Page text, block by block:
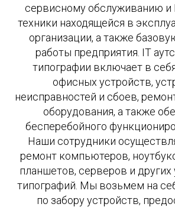
сервисному обслуживанию и
техники находящейся в
организации, а также
работы предприятия. IT
типографии включает в
офисных устройств,
неисправностей и сбоев,
оборудования, а также
бесперебойного
Наши сотрудники
ремонт компьютеров,
планшетов, серверов и других
типографий. Мы возьмем на
по забору устройств,